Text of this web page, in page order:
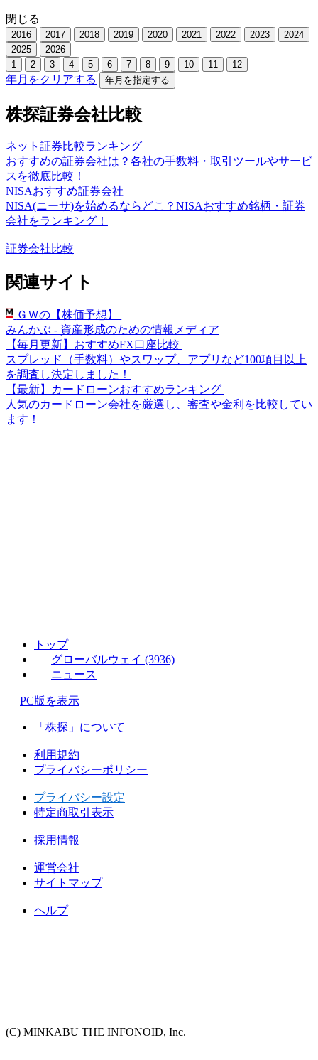
閉じる
2016 2017 2018 2019 2020 2021 2022 2023
2024
2025
2026
1
2 3 4 5 6 7 8 9 10 11 12
年月をクリアする 年月を指定する
株探証券会社比較
ネット証券比較ランキング
おすすめの証券会社は？各社の手数料・取引ツールやサービ
スを徹底比較！
NISAおすすめ証券会社
NISA(ニーサ)を始めるならどこ？NISAおすすめ銘柄・証券
会社をランキング！
証券会社比較
関連サイト
ＧＷの【株価予想】
みんかぶ - 資産形成のための情報メディア
【毎月更新】おすすめFX口座比較
スプレッド（手数料）やスワップ、アプリなど100項目以上
を調査し決定しました！
【最新】カードローンおすすめランキング
人気のカードローン会社を厳選し、審査や金利を比較してい
ます！
トップ
グローバルウェイ (3936)
ニュース
PC版を表示
「株探」について
|
利用規約
プライバシーポリシー
|
プライバシー設定
特定商取引表示
|
採用情報
|
運営会社
サイトマップ
|
ヘルプ
(C) MINKABU THE INFONOID, Inc.